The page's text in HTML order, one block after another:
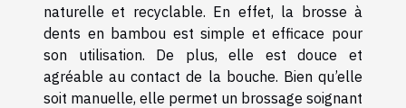
naturelle et recyclable. En effet, la brosse à
dents en bambou est simple et efficace pour
son utilisation. De plus, elle est douce et
agréable au contact de la bouche. Bien qu’elle
soit manuelle, elle permet un brossage soignant